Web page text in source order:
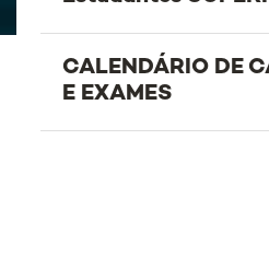
CALENDÁRIO DE
E EXAMES